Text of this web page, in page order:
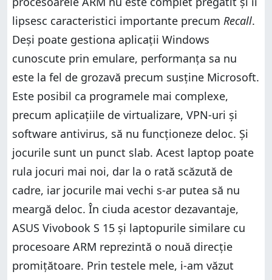
lipsesc caracteristici importante precum Recall.
Deși poate gestiona aplicații Windows
cunoscute prin emulare, performanța sa nu
este la fel de grozavă precum susține Microsoft.
Este posibil ca programele mai complexe,
precum aplicațiile de virtualizare, VPN-uri și
software antivirus, să nu funcționeze deloc. Și
jocurile sunt un punct slab. Acest laptop poate
rula jocuri mai noi, dar la o rată scăzută de
cadre, iar jocurile mai vechi s-ar putea să nu
meargă deloc. În ciuda acestor dezavantaje,
ASUS Vivobook S 15 și laptopurile similare cu
procesoare ARM reprezintă o nouă direcție
promițătoare. Prin testele mele, i-am văzut